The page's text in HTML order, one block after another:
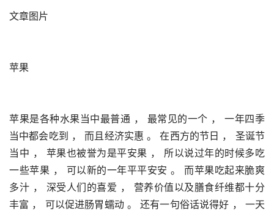
文章图片
苹果
苹果是各种水果当中最普通 ， 最常见的一个 ， 一年四季
当中都会吃到 ， 而且经济实惠 。 在西方的节日 ， 圣诞节
当中 ， 苹果也被誉为是平安果 ， 所以说过年的时候多吃
一些苹果 ， 可以新的一年平平安安 。 而苹果吃起来脆爽
多汁 ， 深受人们的喜爱 ， 营养价值以及膳食纤维都十分
丰富 ， 可以促进肠胃蠕动 。 还有一句俗话说得好 ， 一天